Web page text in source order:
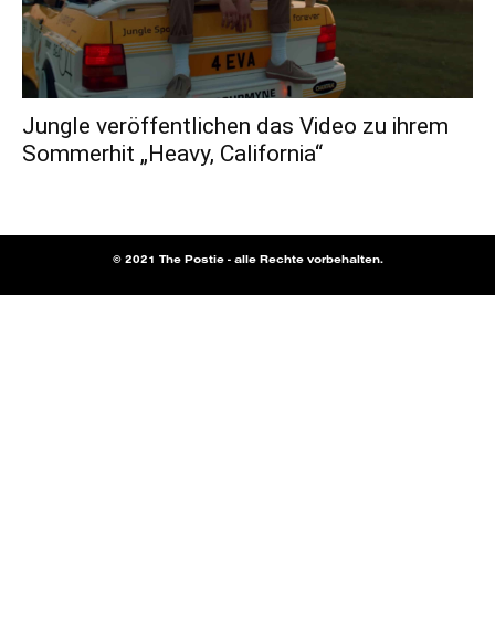
Jungle veröffentlichen das Video zu ihrem
Sommerhit „Heavy, California“
© 2021 The Postie - alle Rechte vorbehalten.